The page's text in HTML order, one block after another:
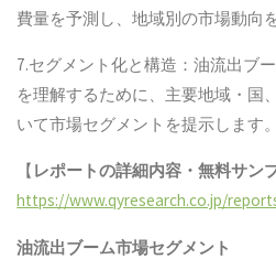
費量を予測し、地域別の市場動向
7.セグメント化と構造：油流出ブ
を理解するために、主要地域・国
いて市場セグメントを提示します。
【 レポートの詳細内容・無料サン
https://www.qyresearch.co.jp/
油流出ブーム市場セグメント